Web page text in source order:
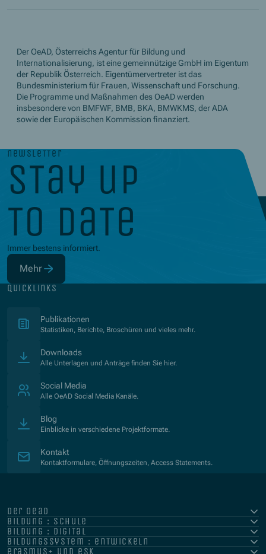
Der OeAD, Österreichs Agentur für Bildung und
Internationalisierung, ist eine gemeinnützige GmbH im Eigentum
der Republik Österreich. Eigentümervertreter ist das
Bundesministerium für Frauen, Wissenschaft und Forschung.
Die Programme und Maßnahmen des OeAD werden
insbesondere von BMFWF, BMB, BKA, BMWKMS, der ADA
sowie der Europäischen Kommission finanziert.
newsletter
stay up
to date
Immer bestens informiert.
Mehr
(Öffnet in neuem Fenster)
quicklinks
Publikationen
Statistiken, Berichte, Broschüren und vieles mehr.
Downloads
Alle Unterlagen und Anträge finden Sie hier.
Social Media
Alle OeAD Social Media Kanäle.
Blog
Einblicke in verschiedene Projektformate.
Kontakt
Kontaktformulare, Öffnungszeiten, Access Statements.
der oead
bildung : schule
bildung : digital
bildungssystem : entwickeln
erasmus+ und esk